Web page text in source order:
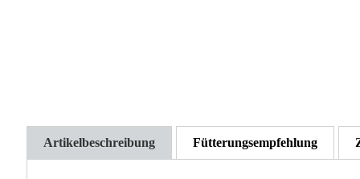
Artikelbeschreibung Fütterungsempfehlung